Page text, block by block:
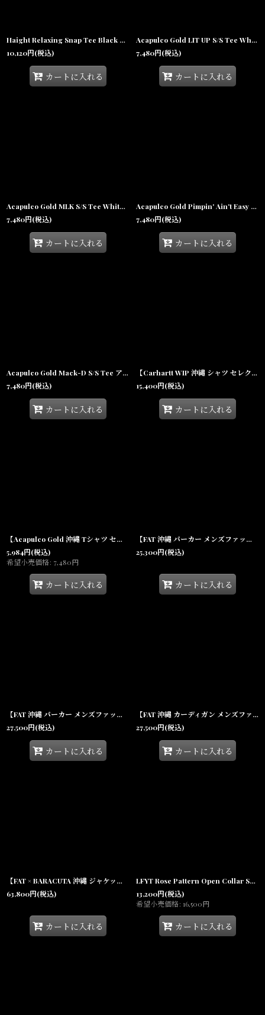
Haight Relaxing Snap Tee Black ヘイト リラクシング スナップ Tシャツ ヘンリーネック リップストップ 半袖 沖縄 ストリートファッション
10,120円(税込)
カートに入れる
Acapulco Gold LIT UP S/S Tee White アカプルコゴールド ライトアップ 半袖 Tシャツ タバコ 沖縄 ストリートファッション
7,480円(税込)
カートに入れる
Acapulco Gold MLK S/S Tee White アカプルコゴールド キング牧師 半袖 Tシャツ グラフィック 沖縄 ストリートファッション
7,480円(税込)
カートに入れる
Acapulco Gold Pimpin' Ain't Easy S/S Tee White アカプルコゴールド ピンプ 半袖 Tシャツ バラ グラフィック 沖縄 ストリートファッション
7,480円(税込)
カートに入れる
Acapulco Gold Mack-D S/S Tee アカプルコゴールド マックD 半袖 Tシャツ 沖縄 ストリートファッション
7,480円(税込)
カートに入れる
【Carhartt WIP 沖縄 シャツ セレクトショップ 通販】Craft S/S Shirt Dusky Beige クラフト 半袖 ポリコットン ワーク
15,400円(税込)
カートに入れる
【Acapulco Gold 沖縄 Tシャツ セレクトショップ】 Popping S/S Tee Black ロゴ 半袖シャツ メンズ
5,984円(税込)
希望小売価格: 7,480円
カートに入れる
【FAT 沖縄 パーカー メンズファッション 通販】F.A.T. FADEMENT.OVER Pigment Sweat ZIP Hoodie ピグメント スウェット ジップ Beige
25,300円(税込)
カートに入れる
【FAT 沖縄 パーカー メンズファッション 通販】F.A.T. QUILZIP Quilting Zip Sweat Hoodie キルティング ジップ スウェット フーディー Olive
27,500円(税込)
カートに入れる
【FAT 沖縄 カーディガン メンズファッション 通販】F.A.T. SHAGGYSHOT Mohair Snap Cardigan モヘア チェック スナップ Sax
27,500円(税込)
カートに入れる
【FAT × BARACUTA 沖縄 ジャケット メンズファッション 通販】F.A.T. FARACUTA Jacket リブブルゾン G9 タータン Black
63,800円(税込)
カートに入れる
LFYT Rose Pattern Open Collar Shirt Light Blue ローズ オープンカラー シャツ 半袖シャツ
13,200円(税込)
希望小売価格: 16,500円
カートに入れる